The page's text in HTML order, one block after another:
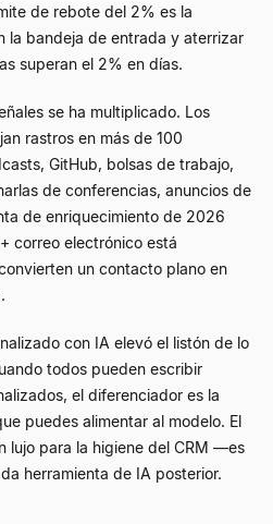
de rebote del 2% es la
la bandeja de entrada y aterrizar
superan el 2% en días.
se ha multiplicado. Los
rastros en más de 100
GitHub, bolsas de trabajo,
de conferencias, anuncios de
de enriquecimiento de 2026
correo electrónico está
un contacto plano en
con IA elevó el listón de lo
todos pueden escribir
el diferenciador es la
puedes alimentar al modelo. El
lujo para la higiene del CRM —es
herramienta de IA posterior.